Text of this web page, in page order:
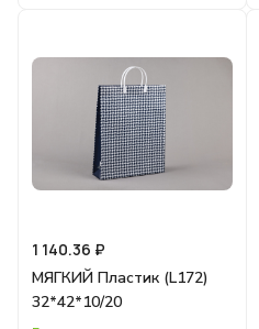
1 140.36 ₽
МЯГКИЙ Пластик (L172)
32*42*10/20